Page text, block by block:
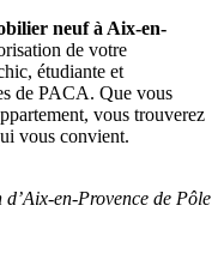
neuf à Aix-en-
de votre
étudiante et
de PACA. Que vous
vous trouverez
vous convient.
en-Provence de Pôle